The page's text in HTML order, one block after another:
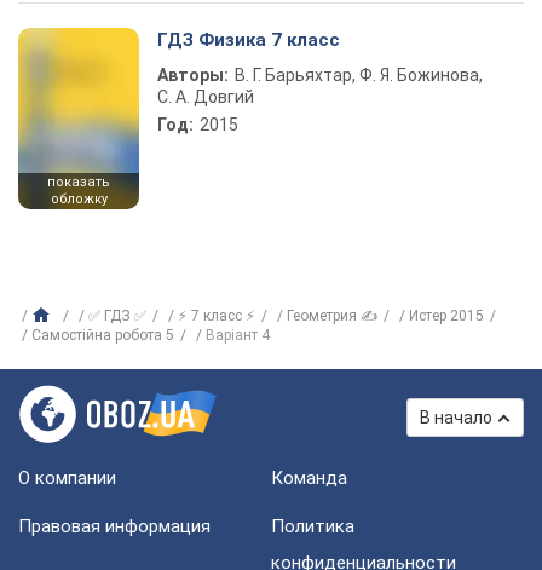
показать
обложку
ГДЗ Физика 7 класс
Авторы: В. Г. Барьяхтар, Ф. Я. Божинова,
С. А. Довгий
Год: 2015
✅ ГДЗ ✅ ⚡ 7 класс ⚡ Геометрия ✍
Истер 2015
Самостійна робота 5
Варіант 4
В начало
О компании Команда
Правовая информация
Политика
конфиденциальности